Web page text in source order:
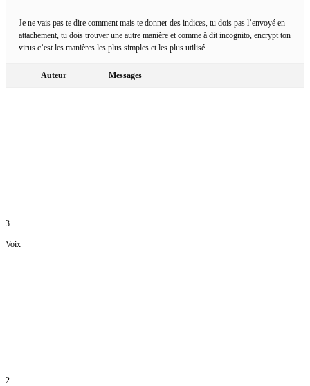
Je ne vais pas te dire comment mais te donner des indices, tu dois pas l’envoyé en
attachement, tu dois trouver une autre manière et comme à dit incognito, encrypt ton
virus c’est les manières les plus simples et les plus utilisé
Auteur Messages
3
Voix
2